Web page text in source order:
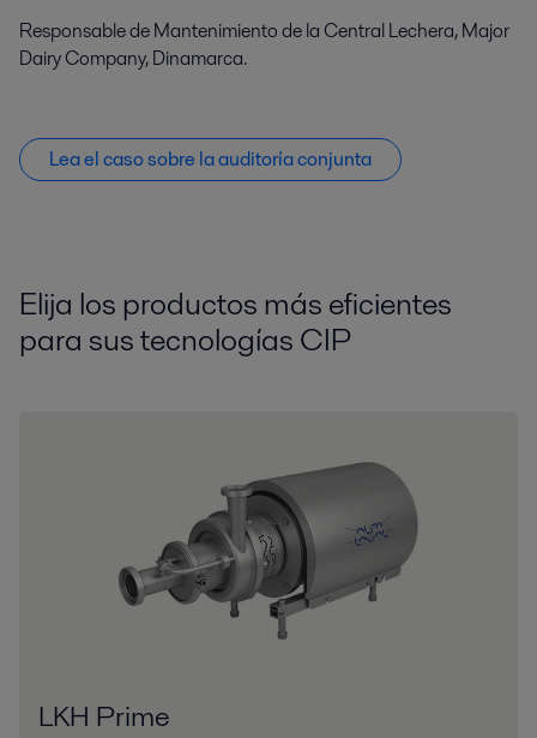
Responsable de Mantenimiento de la Central Lechera, Major
Dairy Company, Dinamarca.
Lea el caso sobre la auditoría conjunta
Elija los productos más eficientes
para sus tecnologías CIP
LKH Prime